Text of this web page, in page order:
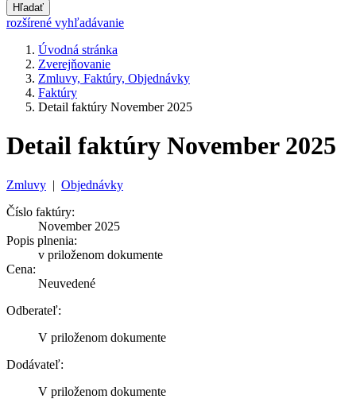
Hľadať
rozšírené vyhľadávanie
Úvodná stránka
Zverejňovanie
Zmluvy, Faktúry, Objednávky
Faktúry
Detail faktúry November 2025
Detail faktúry November 2025
Zmluvy | Objednávky
Číslo faktúry:
November 2025
Popis plnenia:
v priloženom dokumente
Cena:
Neuvedené
Odberateľ:
V priloženom dokumente
Dodávateľ:
V priloženom dokumente